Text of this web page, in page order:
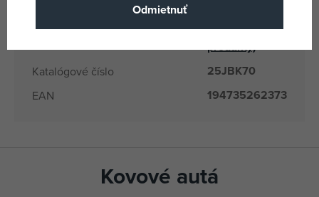
Výrobca / Dodávateľ
(všetky
produkty)
Katalógové číslo 25JBK70
EAN 194735262373
Kovové autá
Odmietnuť